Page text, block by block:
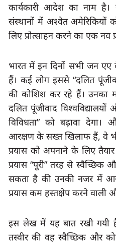
कार्यकारी आदेश का नाम है।
संस्थानों में अश्वेत अमेरिकियों
लिए प्रोत्साहन करने का एक नव
भारत में इन दिनों सभी जन एए
हैं। कई लोग इससे “दलित
की कोशिश कर रहे हैं। उनका
दलित पूंजीवाद विश्वविद्यालयों
विविधता” को बढ़ावा देगा।
आरक्षण के सख्त खिलाफ हैं, वे
प्रयास को अपनाने के लिए
प्रयास “पूरी” तरह से स्वैच्छिक
सकता है की उनकी नजर में
प्रयास कम हस्तक्षेप करने वाली
इस लेख में यह बात रखी गयी
तस्वीर की वह स्वैच्छिक और